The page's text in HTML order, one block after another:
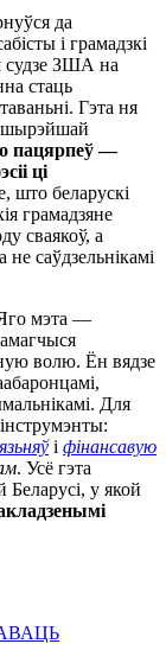
да
і грамадзкі
судзе ЗША на
стаць
Гэта ня
шырэйшай
пацярпеў —
ці
што беларускі
грамадзяне
сваякоў, а
саўдзельнікамі
Яго мэта —
волю. Ён вядзе
Для
і фінансавую
. Усё гэта
у якой